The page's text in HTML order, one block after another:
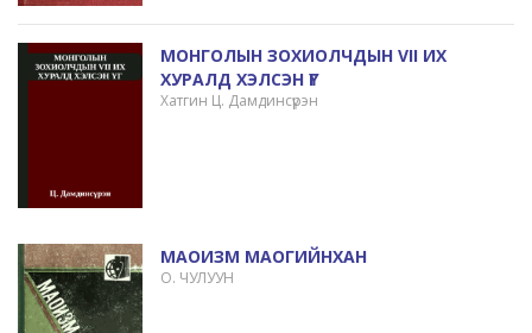
МОНГОЛЫН ЗОХИОЛЧДЫН VII ИХ
ХУРАЛД ХЭЛСЭН ҮГ
Хатгин Ц. Дамдинсүрэн
МАОИЗМ МАОГИЙНХАН
О. ЧУЛУУН